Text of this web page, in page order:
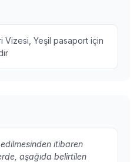
Vizesi, Yeşil pasaport için
itibaren
aşağıda belirtilen